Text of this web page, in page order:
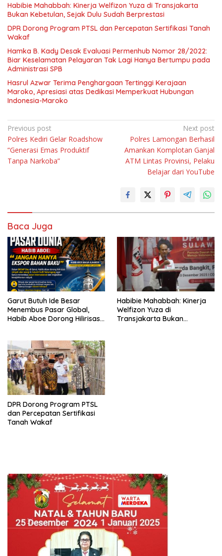
Habibie Mahabbah: Kinerja Welfizon Yuza di Transjakarta
Bukan Kebetulan, Sejak Dulu Sudah Berprestasi
DPR Dorong Program PTSL dan Percepatan Sertifikasi Tanah
Wakaf
Hamka B. Kady Desak Evaluasi Permenhub Nomor 28/2022:
Biar Keselamatan Pelayaran Tak Lagi Hanya Bertumpu pada
Administrasi SPB
Hasrul Azwar Terima Penghargaan Tertinggi Kerajaan
Maroko, Apresiasi atas Dedikasi Memperkuat Hubungan
Indonesia-Maroko
Navigasi
pos
Previous post
Polres Kediri Gelar Roadshow
“Generasi Emas Produktif
Tanpa Narkoba”
Next post
Polres Lamongan Berhasil
Amankan Komplotan Ganjal
ATM Lintas Provinsi, Pelaku
Belajar dari YouTube
Baca Juga
Garut Butuh Ide Besar
Menembus Pasar Global,
Habib Aboe Dorong Hilirisasi
Habibie Mahabbah: Kinerja
Welfizon Yuza di
Transjakarta Bukan
DPR Dorong Program PTSL
dan Percepatan Sertifikasi
Tanah Wakaf